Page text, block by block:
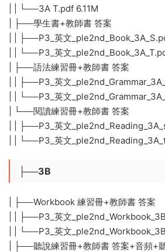
| | └──3A T.pdf 6.11M
| ├──學生書+教師書 答案
| | ├──P3_英文
| | └──P3_英文
| ├──語法練習冊+教師書 答案
| | ├──P3_英文
| | └──P3_英文
| └──閱讀練習冊+教師書 答案
| | ├──P3_英文
| | └──P3_英文
├──3B
| ├──Workbook 練習冊+教師書 答案
| | ├──P3_英文
| | └──P3_英文
| ├──聽說練習冊+教師書 答案+音頻+